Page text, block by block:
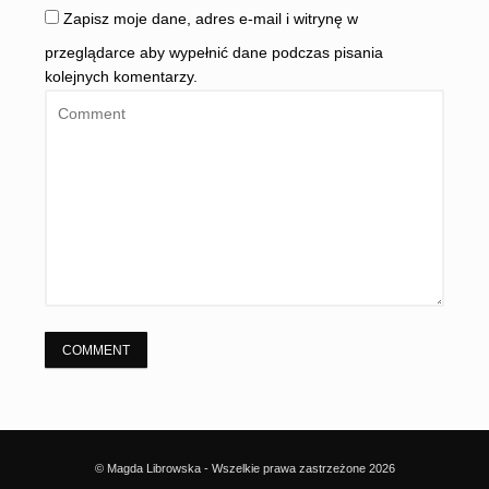
Zapisz moje dane, adres e-mail i witrynę w
przeglądarce aby wypełnić dane podczas pisania
kolejnych komentarzy.
© Magda Librowska - Wszelkie prawa zastrzeżone 2026